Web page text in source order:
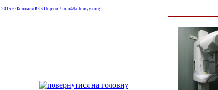
2015 © Коломия ВЕБ Портал / info@kolomyya.org